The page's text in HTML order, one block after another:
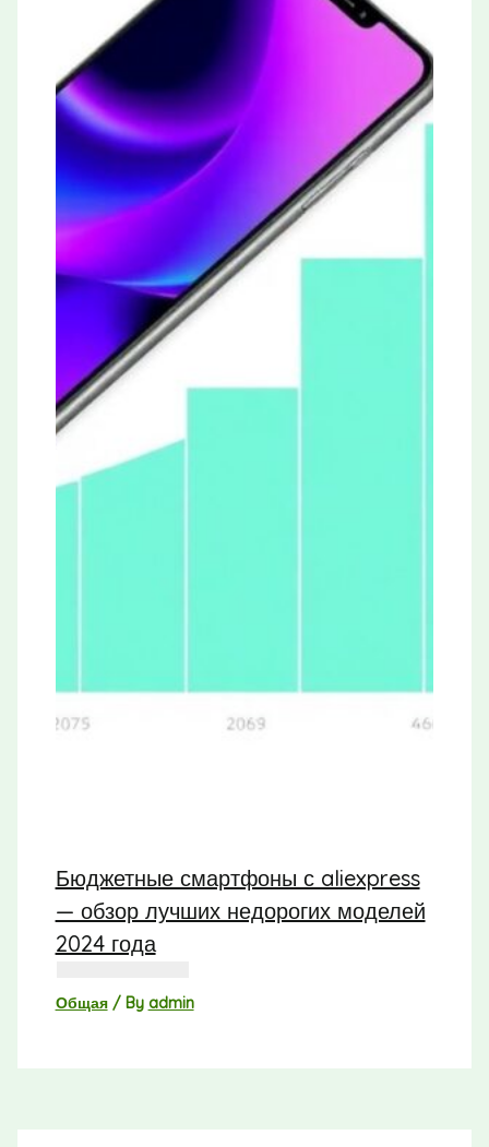
Бюджетные смартфоны с aliexpress
— обзор лучших недорогих моделей
2024 года
Общая/ By admin